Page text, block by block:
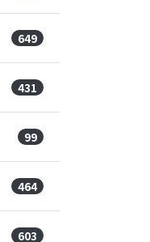
649
431
99
464
603